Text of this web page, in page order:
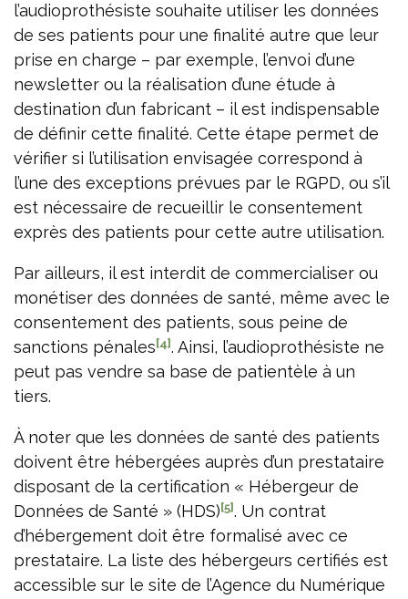
l’audioprothésiste souhaite utiliser les données
de ses patients pour une finalité autre que leur
prise en charge – par exemple, l’envoi d’une
newsletter ou la réalisation d’une étude à
destination d’un fabricant – il est indispensable
de définir cette finalité. Cette étape permet de
vérifier si l’utilisation envisagée correspond à
l’une des exceptions prévues par le RGPD, ou s’il
est nécessaire de recueillir le consentement
exprès des patients pour cette autre utilisation.
Par ailleurs, il est interdit de commercialiser ou
monétiser des données de santé, même avec le
consentement des patients, sous peine de
sanctions pénales[4]. Ainsi, l’audioprothésiste ne
peut pas vendre sa base de patientèle à un
tiers.
À noter que les données de santé des patients
doivent être hébergées auprès d’un prestataire
disposant de la certification « Hébergeur de
Données de Santé » (HDS)[5]. Un contrat
d’hébergement doit être formalisé avec ce
prestataire. La liste des hébergeurs certifiés est
accessible sur le site de l’Agence du Numérique